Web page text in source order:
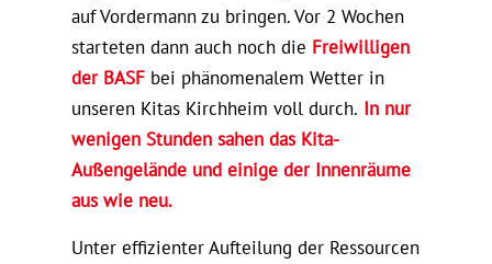
auf Vordermann zu bringen. Vor 2 Wochen
starteten dann auch noch die Freiwilligen
der BASFbei phänomenalem Wetter in
unseren Kitas Kirchheim voll durch. In nur
wenigen Stunden sahen das Kita-
Außengelände und einige der Innenräume
aus wie neu.
Unter effizienter Aufteilung der Ressourcen